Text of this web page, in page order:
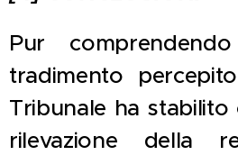
Pur
tradimento
Tribunale ha stabilito
rilevazione della